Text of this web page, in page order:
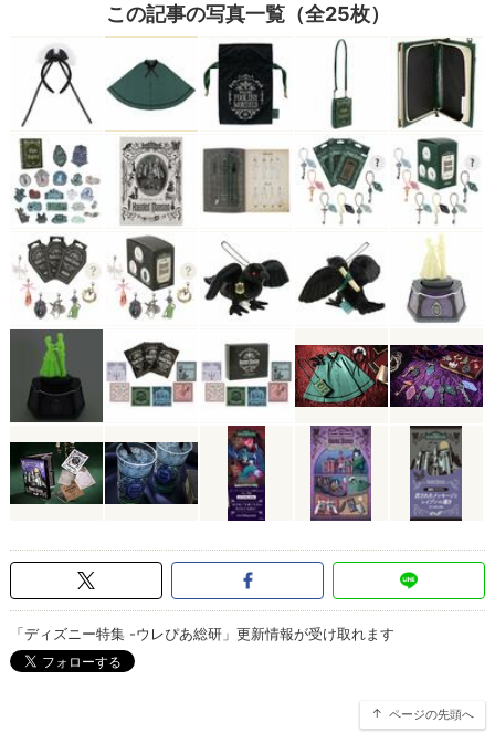
この記事の写真一覧（全25枚）
「ディズニー特集 -ウレぴあ総研」更新情報が受け取れます
ページの先頭へ